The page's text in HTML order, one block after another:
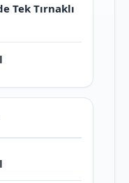
Tek Tırnaklı